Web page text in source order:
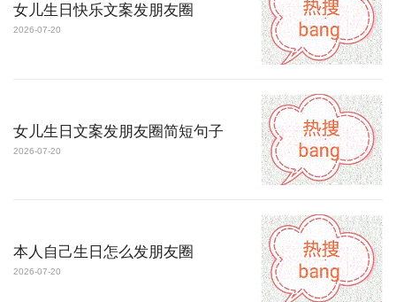
女儿生日快乐文案发朋友圈
2026-07-20
女儿生日文案发朋友圈简短句子
2026-07-20
本人自己生日怎么发朋友圈
2026-07-20